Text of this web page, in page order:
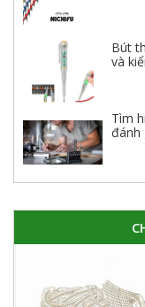
Bút
và
Tìm
đánh